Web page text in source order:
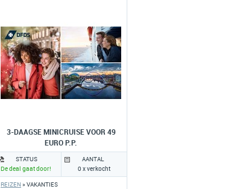
3-DAAGSE MINICRUISE VOOR 49
EURO P.P.
REIZEN» VAKANTIES
STATUS
De deal gaat door!
AANTAL
0 x verkocht